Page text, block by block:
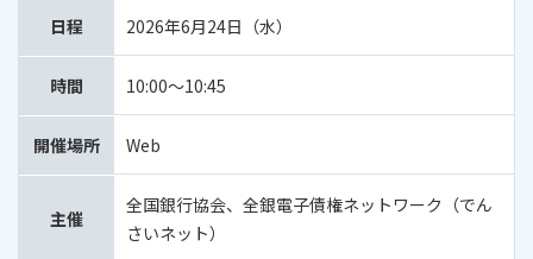
日程 2026年6月24日（水）
時間 10:00～10:45
開催場所 Web
主催
全国銀行協会、全銀電子債権ネットワーク（でん
さいネット）